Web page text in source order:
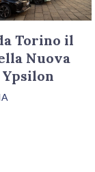
Torino il
Nuova